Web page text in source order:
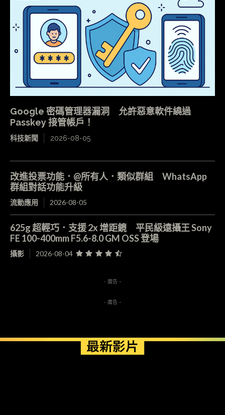
Google 密碼管理器漏洞 允許惡意軟件繞過
Passkey 接管帳戶！
科技新聞 2026-08-05
改進投票功能．@所有人．類似群組 WhatsApp
群組對話功能升級
流動應用 2026-08-05
625g 超輕巧．支援 2x 增距鏡 平民級遠攝王 Sony
FE 100-400mm F5.6-8.0 GM OSS 登場
攝影 2026-08-04
- 廣告 -
- 廣告 -
最新影片